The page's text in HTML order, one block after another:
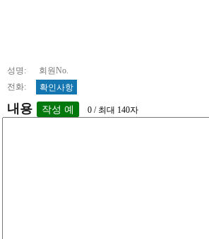
성명: 회원No.
전화:
확인사항
내용 0 / 최대 140자